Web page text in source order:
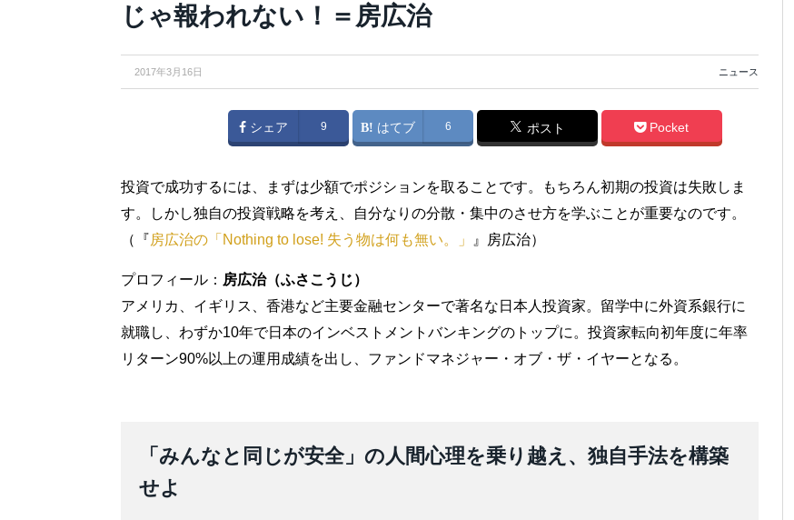
じゃ報われない！＝房広治
2017年3月16日 ニュース
シェア 9 はてブ 6 ポスト Pocket
投資で成功するには、まずは少額でポジションを取ることです。もちろん初期の投資は失敗しま
す。しかし独自の投資戦略を考え、自分なりの分散・集中のさせ方を学ぶことが重要なのです。
（『房広治の「Nothing to lose! 失う物は何も無い。」 』房広治）
プロフィール： 房広治（ふさこうじ）
アメリカ、イギリス、香港など主要金融センターで著名な日本人投資家。留学中に外資系銀行に
就職し、わずか10年で日本のインベストメントバンキングのトップに。投資家転向初年度に年率
リターン90%以上の運用成績を出し、ファンドマネジャー・オブ・ザ・イヤーとなる。
「みんなと同じが安全」の人間心理を乗り越え、独自手法を構築
せよ